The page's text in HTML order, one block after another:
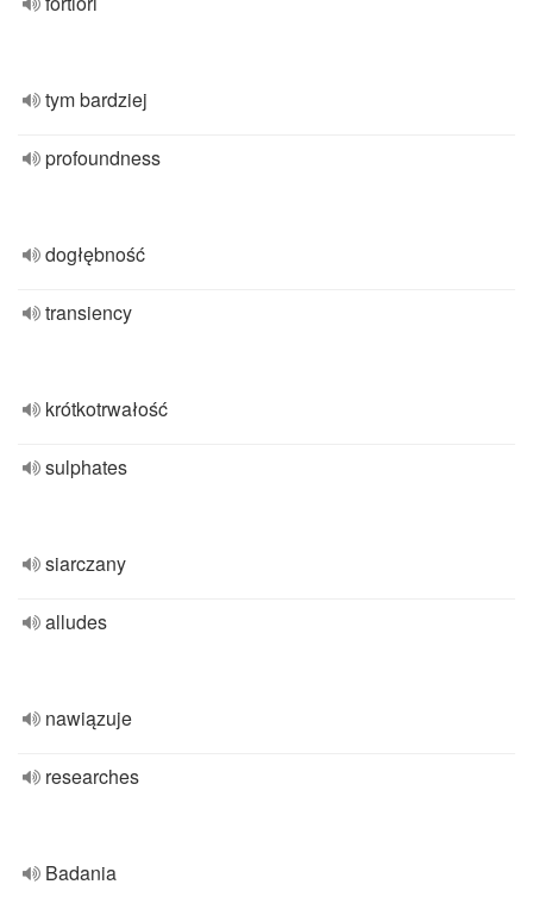
tym bardziej
profoundness
dogłębność
transiency
krótkotrwałość
sulphates
siarczany
alludes
nawiązuje
researches
Badania